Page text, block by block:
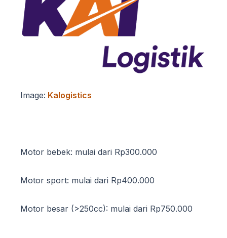
Image: Kalogistics
Motor bebek: mulai dari Rp300.000
Motor sport: mulai dari Rp400.000
Motor besar (>250cc): mulai dari Rp750.000